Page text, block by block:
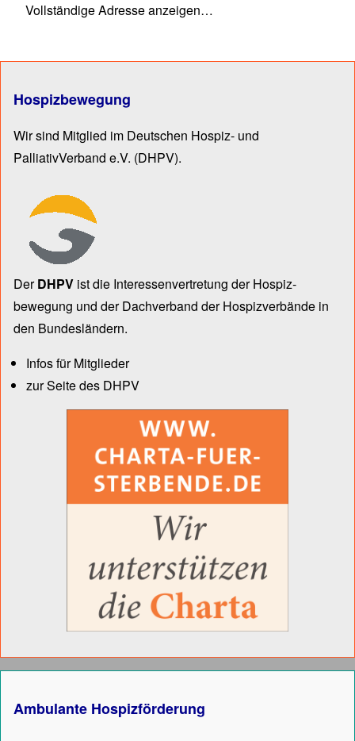
Vollständige Adresse anzeigen…
Hospizbewegung
Wir sind Mitglied im Deutschen Hospiz- und
PalliativVerband e.V. (DHPV).
DerDHPV ist die Inter­essen­ver­tre­tung der Hospiz­
bewegung und der Dach­verband der Hospiz­verbände in
den Bun­des­län­dern.
Infos für Mitglieder
zur Seite des DHPV
Ambulante Hospizförderung